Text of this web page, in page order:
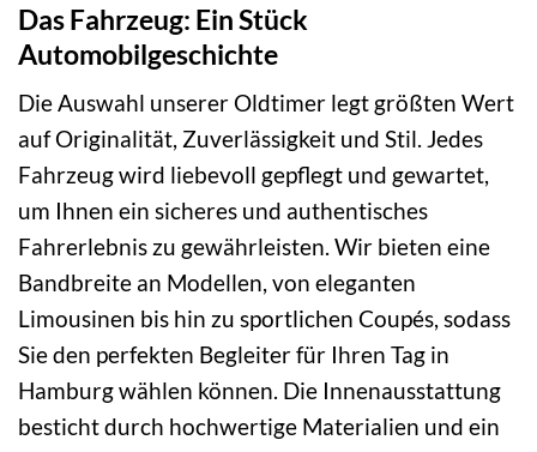
Das Fahrzeug: Ein Stück
Automobilgeschichte
Die Auswahl unserer Oldtimer legt größten Wert
auf Originalität, Zuverlässigkeit und Stil. Jedes
Fahrzeug wird liebevoll gepflegt und gewartet,
um Ihnen ein sicheres und authentisches
Fahrerlebnis zu gewährleisten. Wir bieten eine
Bandbreite an Modellen, von eleganten
Limousinen bis hin zu sportlichen Coupés, sodass
Sie den perfekten Begleiter für Ihren Tag in
Hamburg wählen können. Die Innenausstattung
besticht durch hochwertige Materialien und ein